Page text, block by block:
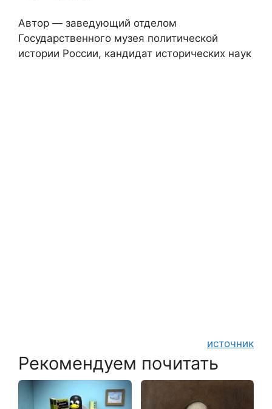
Автор — заведующий отделом
Государственного музея политической
истории России, кандидат исторических наук
источник
Рекомендуем почитать